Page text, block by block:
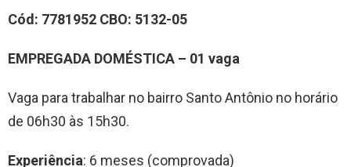
Cód: 7781952 CBO: 5132-05
EMPREGADA DOMÉSTICA – 01 vaga
Vaga para trabalhar no bairro Santo Antônio no horário
de 06h30 às 15h30.
Experiência: 6 meses (comprovada)